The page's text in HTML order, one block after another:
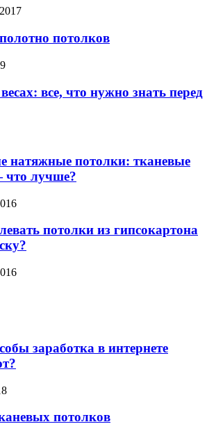
потолков
все, что нужно знать перед
натяжные потолки: тканевые
лучше?
потолки из гипсокартона
заработка в интернете
потолков